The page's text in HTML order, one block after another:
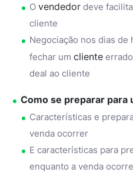
O vendedor deve
cliente
Negociação nos dias
fechar um cliente
deal ao cliente
Como se preparar para
Características e
venda ocorrer
E características para
enquanto a venda ocorre